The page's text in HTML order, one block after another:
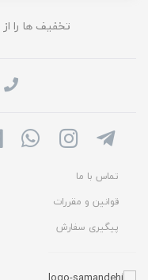
تخفیف ها را
تماس با ما
قوانین و مقررات
پیگیری سفارش